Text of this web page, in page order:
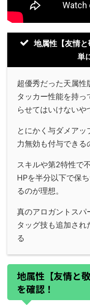
地属性【友情
単
超優秀だった天属性
タッカー性能を持
らせてはいけないや
とにかく与ダメア
力無効も付与できる
スキルや第2特性で
HPを半分以下で保
るのが理想。
真のアロガントスパ
タッグ技も追加され
る
地属性【友情と
を確認！